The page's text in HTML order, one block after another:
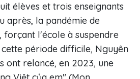
élèves et trois enseignants
après, la pandémie de
forçant l'école à suspendre
cette période difficile, Nguyên
ont relancé, en 2023, une